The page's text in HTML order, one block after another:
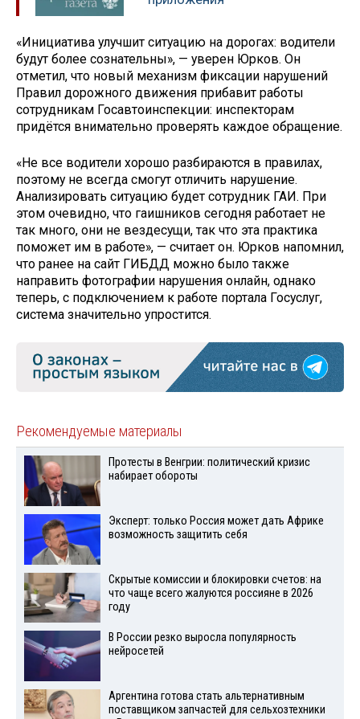
«Инициатива улучшит ситуацию на дорогах: водители
будут более сознательны», — уверен Юрков. Он
отметил, что новый механизм фиксации нарушений
Правил дорожного движения прибавит работы
сотрудникам Госавтоинспекции: инспекторам
придётся внимательно проверять каждое обращение.
«Не все водители хорошо разбираются в правилах,
поэтому не всегда смогут отличить нарушение.
Анализировать ситуацию будет сотрудник ГАИ. При
этом очевидно, что гаишников сегодня работает не
так много, они не вездесущи, так что эта практика
поможет им в работе», — считает он. Юрков напомнил,
что ранее на сайт ГИБДД можно было также
направить фотографии нарушения онлайн, однако
теперь, с подключением к работе портала Госуслуг,
система значительно упростится.
Рекомендуемые материалы
Протесты в Венгрии: политический кризис
набирает обороты
Эксперт: только Россия может дать Африке
возможность защитить себя
Скрытые комиссии и блокировки счетов: на
что чаще всего жалуются россияне в 2026
году
В России резко выросла популярность
нейросетей
Аргентина готова стать альтернативным
поставщиком запчастей для сельхозтехники